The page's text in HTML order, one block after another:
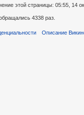
этой страницы: 05:55, 14
4338 раз.
Описание